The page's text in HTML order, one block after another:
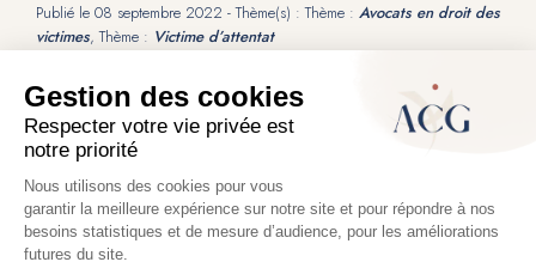
Publié le 08 septembre 2022 - Thème(s) : Thème : Avocats en droit des
victimes, Thème : Victime d’attentat
frères Fabien et Jean-Michel CLAIN, jihadistes français, acteurs majeurs
de la propagande francophone de l’État islamique, dans des frappes de
la coalition internationale.